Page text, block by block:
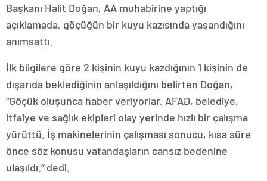
Başkanı Halit Doğan, AA muhabirine yaptığı
açıklamada, göçüğün bir kuyu kazısında yaşandığını
anımsattı.
İlk bilgilere göre 2 kişinin kuyu kazdığının 1 kişinin de
dışarıda beklediğinin anlaşıldığını belirten Doğan,
“Göçük oluşunca haber veriyorlar. AFAD, belediye,
itfaiye ve sağlık ekipleri olay yerinde hızlı bir çalışma
yürüttü. İş makinelerinin çalışması sonucu, kısa süre
önce söz konusu vatandaşların cansız bedenine
ulaşıldı.” dedi.